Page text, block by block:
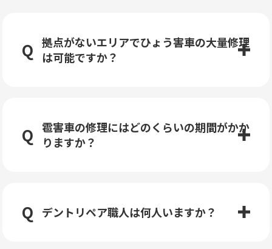
拠点がないエリアでひょう害車の大量修理
は可能ですか？
雹害車の修理にはどのくらいの期間がかか
りますか？
デントリペア職人は何人いますか？